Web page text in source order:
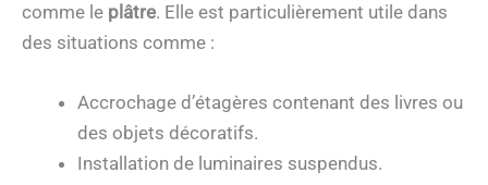
comme le plâtre. Elle est particulièrement utile dans
des situations comme :
Accrochage d’étagères contenant des livres ou
des objets décoratifs.
Installation de luminaires suspendus.